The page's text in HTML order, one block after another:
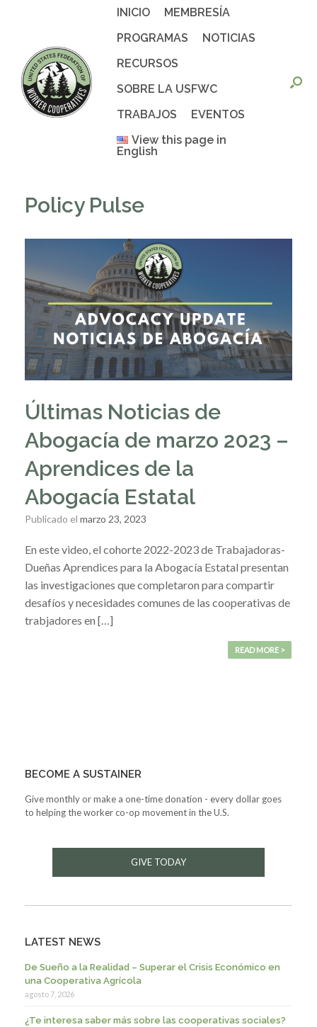
INICIO
MEMBRESÍA
PROGRAMAS
NOTICIAS
RECURSOS
SOBRE LA USFWC
TRABAJOS
EVENTOS
View this page in
English
Policy Pulse
Últimas Noticias de
Abogacía de marzo 2023 –
Aprendices de la
Abogacía Estatal
Publicado el marzo 23, 2023
En este video, el cohorte 2022-2023 de Trabajadoras-
Dueñas Aprendices para la Abogacía Estatal presentan
las investigaciones que completaron para compartir
desafíos y necesidades comunes de las cooperativas de
trabjadores en […]
READ MORE >
BECOME A SUSTAINER
Give monthly or make a one-time donation - every dollar goes
to helping the worker co-op movement in the U.S.
GIVE TODAY
LATEST NEWS
De Sueño a la Realidad – Superar el Crisis Económico en
una Cooperativa Agrícola
agosto 7, 2026
¿Te interesa saber más sobre las cooperativas sociales?